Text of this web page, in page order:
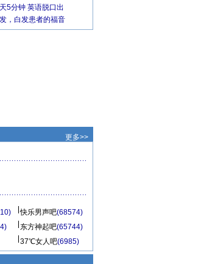
5分钟 英语脱口出
，白发患者的福音
更多>>
快乐男声吧(68574)
东方神起吧(65744)
37℃女人吧(6985)